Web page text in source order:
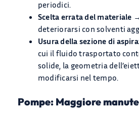
periodici.
Scelta errata del materiale
deteriorarsi con solventi
Usura della sezione di
cui il fluido trasportato
solide, la geometria
modificarsi nel tempo.
Pompe: Maggiore